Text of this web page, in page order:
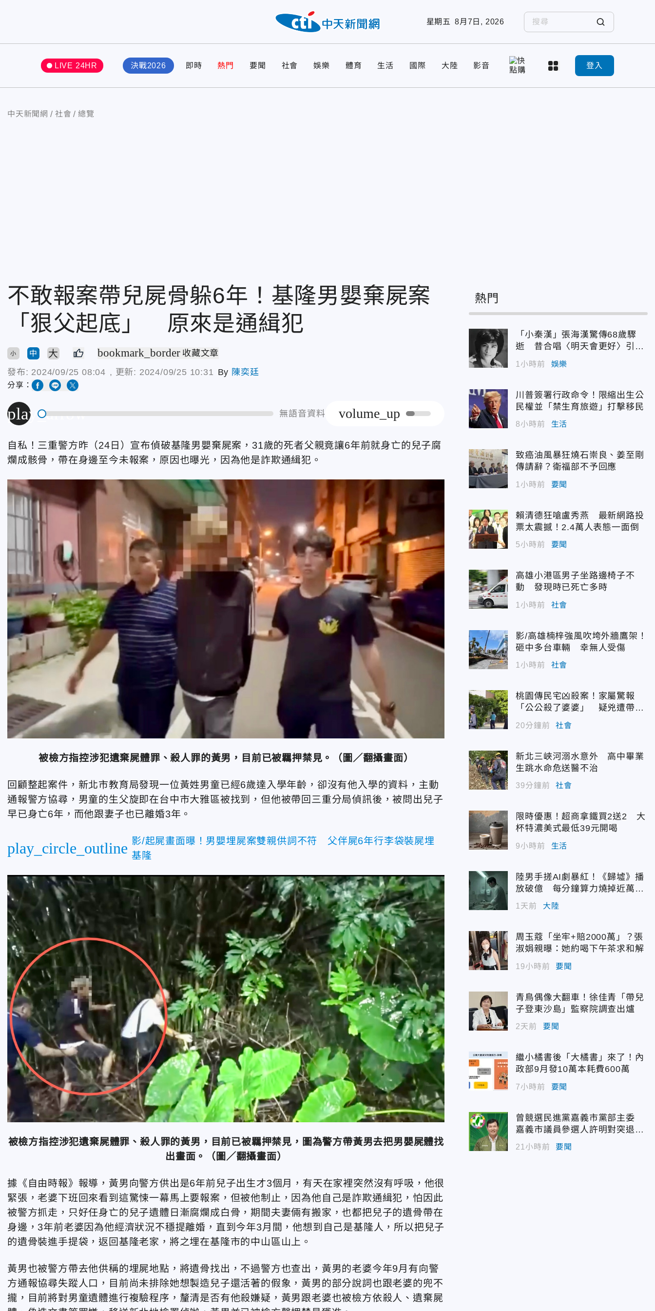
星期五 8月7日, 2026
LIVE 24HR 決戰2026 即時 熱門 要聞 社會 娛樂 體育 生活 國際 大陸 影音 登入
中天新聞網 社會 總覽
不敢報案帶兒屍骨躲6年！基隆男嬰棄屍案
「狠父起底」 原來是通緝犯
小 中 大 bookmark_border 收藏文章
發布: 2024/09/25 08:04 , 更新: 2024/09/25 10:31 By 陳奕廷
分享：
play_arrow 無語音資料 volume_up
自私！三重警方昨（24日）宣布偵破基隆男嬰棄屍案，31歲的死者父親竟讓6年前就身亡的兒子腐
爛成骸骨，帶在身邊至今未報案，原因也曝光，因為他是詐欺通緝犯。
被檢方指控涉犯遺棄屍體罪、殺人罪的黃男，目前已被羈押禁見。（圖／翻攝畫面）
回顧整起案件，新北市教育局發現一位黃姓男童已經6歲達入學年齡，卻沒有他入學的資料，主動
通報警方協尋，男童的生父旋即在台中市大雅區被找到，但他被帶回三重分局偵訊後，被問出兒子
早已身亡6年，而他跟妻子也已離婚3年。
play_circle_outline 影/起屍畫面曝！男嬰埋屍案雙親供詞不符 父伴屍6年行李袋裝屍埋
基隆
被檢方指控涉犯遺棄屍體罪、殺人罪的黃男，目前已被羈押禁見，圖為警方帶黃男去把男嬰屍體找
出畫面。（圖／翻攝畫面）
據《自由時報》報導，黃男向警方供出是6年前兒子出生才3個月，有天在家裡突然沒有呼吸，他很
緊張，老婆下班回來看到這驚悚一幕馬上要報案，但被他制止，因為他自己是詐欺通緝犯，怕因此
被警方抓走，只好任身亡的兒子遺體日漸腐爛成白骨，期間夫妻倆有搬家，也都把兒子的遺骨帶在
身邊，3年前老婆因為他經濟狀況不穩提離婚，直到今年3月間，他想到自己是基隆人，所以把兒子
的遺骨裝進手提袋，返回基隆老家，將之埋在基隆市的中山區山上。
黃男也被警方帶去他供稱的埋屍地點，將遺骨找出，不過警方也查出，黃男的老婆今年9月有向警
方通報協尋失蹤人口，目前尚未排除她想製造兒子還活著的假象，黃男的部分說詞也跟老婆的兜不
攏，目前將對男童遺體進行複驗程序，釐清是否有他殺嫌疑，黃男跟老婆也被檢方依殺人、遺棄屍
熱門
「小秦漢」張海漢驚傳68歲驟
逝 昔合唱〈明天會更好〉引追
憶
1小時前 娛樂
川普簽署行政命令！限縮出生公
民權並「禁生育旅遊」打擊移民
8小時前 生活
致癌油風暴狂燒石崇良、姜至剛
傳請辭？衛福部不予回應
1小時前 要聞
賴清德狂嗆盧秀燕 最新網路投
票太震撼！2.4萬人表態一面倒
5小時前 要聞
高雄小港區男子坐路邊椅子不
動 發現時已死亡多時
1小時前 社會
影/高雄楠梓強風吹垮外牆鷹架！
砸中多台車輛 幸無人受傷
1小時前 社會
桃園傳民宅凶殺案！家屬驚報
「公公殺了婆婆」 疑兇遭帶回
偵訊
20分鐘前 社會
新北三峽河溺水意外 高中畢業
生跳水命危送醫不治
39分鐘前 社會
限時優惠！超商拿鐵買2送2 大
杯特濃美式最低39元開喝
9小時前 生活
陸男手搓AI劇暴紅！《歸墟》播
放破億 每分鐘算力燒掉近萬台
1天前 大陸
周玉蔻「坐牢+賠2000萬」？張
淑娟親曝：她約喝下午茶求和解
19小時前 要聞
青鳥偶像大翻車！徐佳青「帶兒
子登東沙島」監察院調查出爐
2天前 要聞
繼小橘書後「大橘書」來了！內
政部9月發10萬本耗費600萬
7小時前 要聞
曾競選民進黨嘉義市黨部主委
嘉義市議員參選人許明對突退
選！
21小時前 要聞